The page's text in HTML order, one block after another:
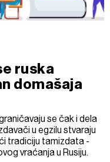
ruska
domašaja
se čak i dela
u egzilu stvaraju
tradiciju tamizdata -
vraćanja u Rusiju.